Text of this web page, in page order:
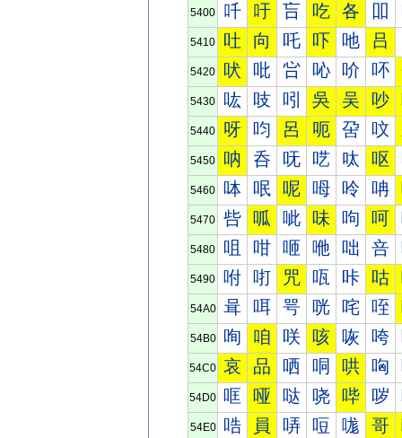
5400 吀 吁 吂 吃 各 吅
5410 吐 向 吒 吓 吔 吕
5420 吠 吡 吢 吣 吤 吥
5430 吰 吱 吲 吳 吴 吵
5440 呀 呁 呂 呃 呄 呅
5450 呐 呑 呒 呓 呔 呕
5460 呠 呡 呢 呣 呤 呥
5470 呰 呱 呲 味 呴 呵
5480 咀 咁 咂 咃 咄 咅
5490 咐 咑 咒 咓 咔 咕
54A0 咠 咡 咢 咣 咤 咥
54B0 咰 咱 咲 咳 咴 咵
54C0 哀 品 哂 哃 哄 哅
54D0 哐 哑 哒 哓 哔 哕
54E0 哠 員 哢 哣 哤 哥